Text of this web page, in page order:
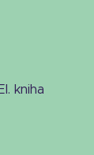
el. kniha